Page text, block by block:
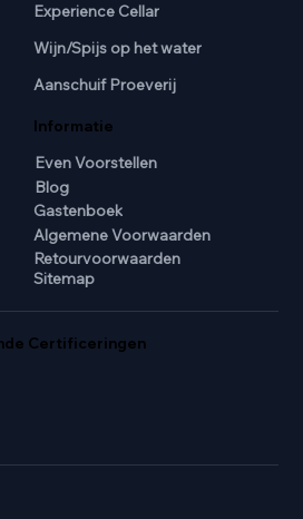
Experience Cellar
Wijn/Spijs op het water
Aanschuif Proeverij
Informatie
Even Voorstellen
Blog
Gastenboek
Algemene Voorwaarden
Retourvoorwaarden
Sitemap
Certificeringen